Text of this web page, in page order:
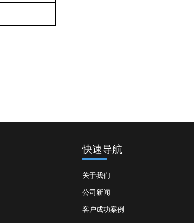
快速导航
关于我们
公司新闻
客户成功案例